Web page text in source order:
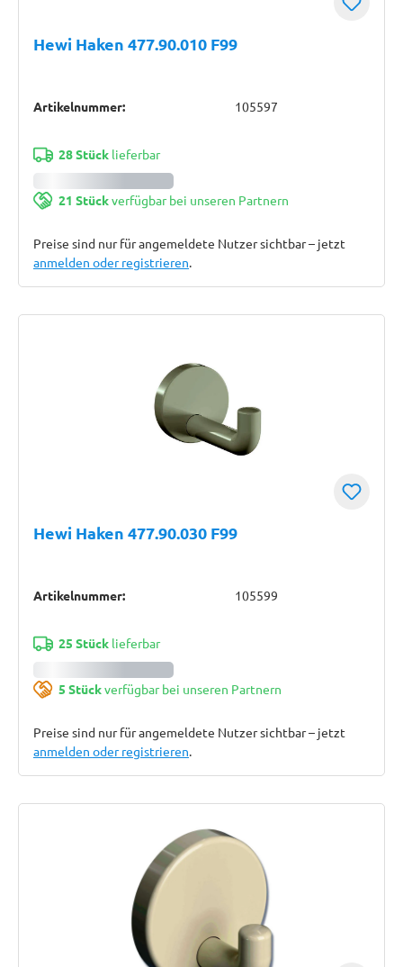
Hewi Haken 477.90.010 F99
Artikelnummer: 105597
28 Stücklieferbar
21 Stückverfügbar bei unseren Partnern
Preise sind nur für angemeldete Nutzer sichtbar – jetzt
anmelden oder registrieren.
Hewi Haken 477.90.030 F99
Artikelnummer: 105599
25 Stücklieferbar
5 Stückverfügbar bei unseren Partnern
Preise sind nur für angemeldete Nutzer sichtbar – jetzt
anmelden oder registrieren.